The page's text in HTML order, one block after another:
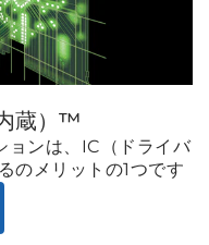
蔵）™
ョンは、IC（ドライバ
のメリットの1つです